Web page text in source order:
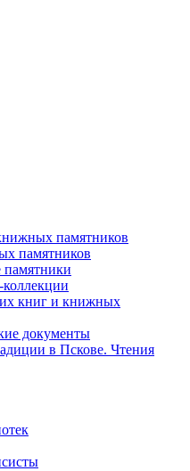
памятников
памятников
книг и книжных
документы
в Пскове. Чтения